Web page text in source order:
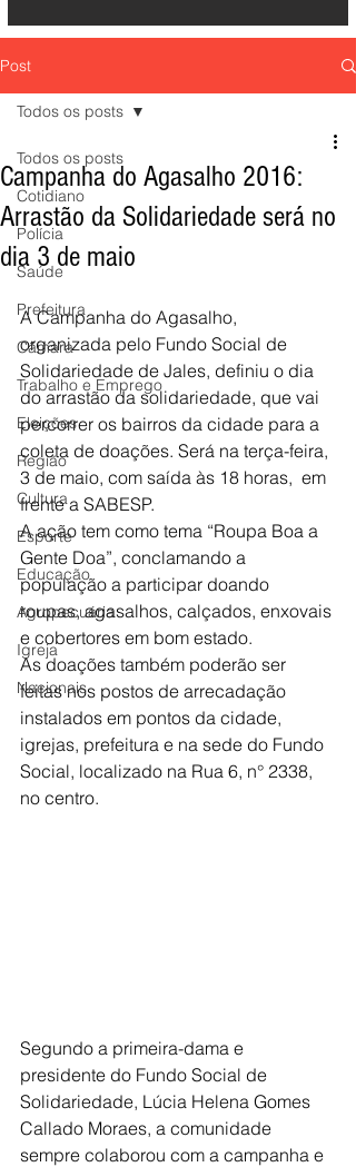
Post
Todos os posts
Cotidiano
Polícia
Saúde
Prefeitura
Câmara
Trabalho e Emprego
Eleições
Região
Cultura
Esporte
Educação
Agropecuária
Igreja
Nacionais
Todos os posts
Campanha do Agasalho 2016:
Arrastão da Solidariedade será no
dia 3 de maio
A Campanha do Agasalho,
organizada pelo Fundo Social de
Solidariedade de Jales, definiu o dia
do arrastão da solidariedade, que vai
percorrer os bairros da cidade para a
coleta de doações. Será na terça-feira,
3 de maio, com saída às 18 horas,  em
frente a SABESP.
A ação tem como tema “Roupa Boa a
Gente Doa”, conclamando a
população a participar doando
roupas, agasalhos, calçados, enxovais
e cobertores em bom estado.
As doações também poderão ser
feitas nos postos de arrecadação
instalados em pontos da cidade,
igrejas, prefeitura e na sede do Fundo
Social, localizado na Rua 6, n° 2338,
no centro.
Segundo a primeira-dama e
presidente do Fundo Social de
Solidariedade, Lúcia Helena Gomes
Callado Moraes, a comunidade
sempre colaborou com a campanha e